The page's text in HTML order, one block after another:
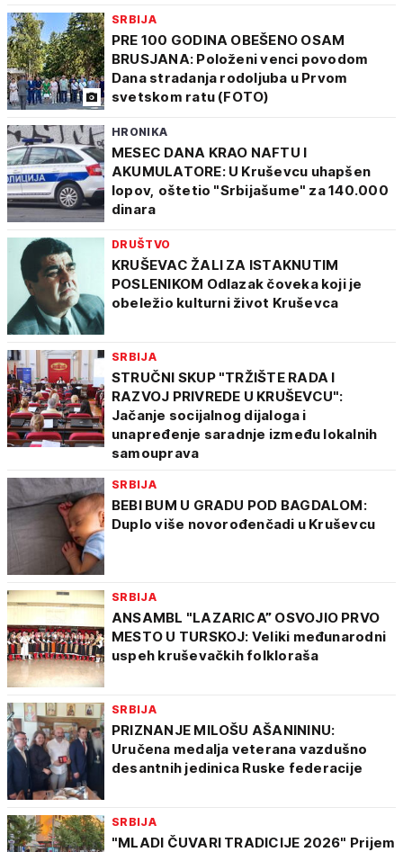
SRBIJA
PRE 100 GODINA OBEŠENO OSAM
BRUSJANA: Položeni venci povodom
Dana stradanja rodoljuba u Prvom
svetskom ratu (FOTO)
HRONIKA
MESEC DANA KRAO NAFTU I
AKUMULATORE: U Kruševcu uhapšen
lopov, oštetio "Srbijašume" za 140.000
dinara
DRUŠTVO
KRUŠEVAC ŽALI ZA ISTAKNUTIM
POSLENIKOM Odlazak čoveka koji je
obeležio kulturni život Kruševca
SRBIJA
STRUČNI SKUP "TRŽIŠTE RADA I
RAZVOJ PRIVREDE U KRUŠEVCU":
Jačanje socijalnog dijaloga i
unapređenje saradnje između lokalnih
samouprava
SRBIJA
BEBI BUM U GRADU POD BAGDALOM:
Duplo više novorođenčadi u Kruševcu
SRBIJA
ANSAMBL "LAZARICA” OSVOJIO PRVO
MESTO U TURSKOJ: Veliki međunarodni
uspeh kruševačkih folkloraša
SRBIJA
PRIZNANJE MILOŠU AŠANININU:
Uručena medalja veterana vazdušno
desantnih jedinica Ruske federacije
SRBIJA
"MLADI ČUVARI TRADICIJE 2026" Prijem